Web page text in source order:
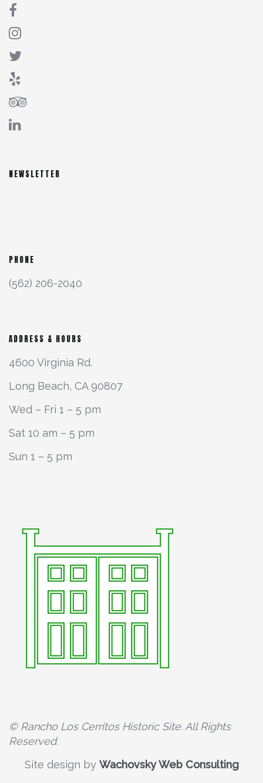
NEWSLETTER
PHONE
(562) 206-2040
ADDRESS & HOURS
4600 Virginia Rd.
Long Beach, CA 90807
Wed – Fri 1 – 5 pm
Sat 10 am – 5 pm
Sun 1 – 5 pm
© Rancho Los Cerritos Historic Site. All Rights
Reserved.
Site design by Wachovsky Web Consulting